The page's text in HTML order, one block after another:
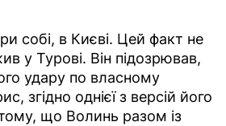
собі, в Києві. Цей факт не
у Турові. Він підозрював,
удару по власному
згідно однієї з версій його
що Волинь разом із